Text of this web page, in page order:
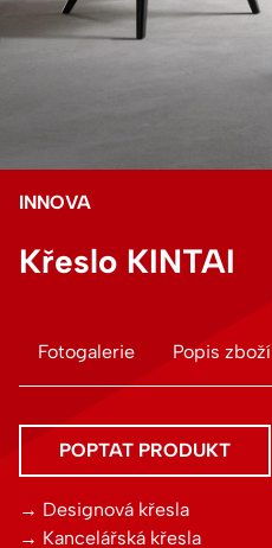
INNOVA
Křeslo KINTAI
Fotogalerie Popis zboží
POPTAT PRODUKT
Designová křesla
Kancelářská křesla
Telefon nebo e-mail